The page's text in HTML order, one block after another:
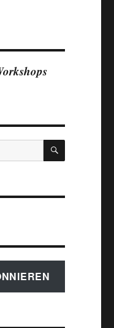
SUCHEN